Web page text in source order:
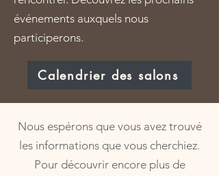
événements auxquels nous
participerons.
Calendrier des salons
Nous espérons que vous avez trouvé
les informations que vous cherchiez.
Pour découvrir encore plus de